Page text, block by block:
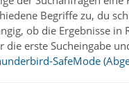
Begriffe zu, du
ob die Ergebnisse
erste Sucheingabe
SafeMode